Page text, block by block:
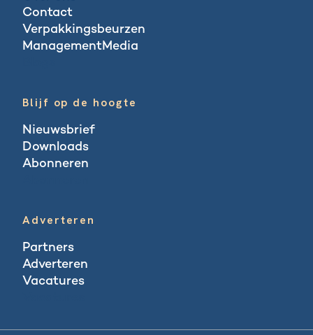
Contact
Verpakkingsbeurzen
ManagementMedia
Blijf op de hoogte
Nieuwsbrief
Downloads
Abonneren
Adverteren
Partners
Adverteren
Vacatures